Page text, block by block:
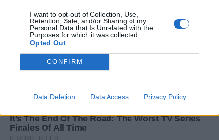
I want to opt-out of Collection, Use,
Retention, Sale, and/or Sharing of my
Personal Data that Is Unrelated with the
Purposes for which it was collected.
Opted Out
CONFIRM
Data Deletion Data Access Privacy Policy